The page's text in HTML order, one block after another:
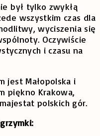
był tylko zwykłą
wszystkim czas dla
wyciszenia się
Oczywiście
i czasu na
jest Małopolska i
piękno Krakowa,
polskich gór.